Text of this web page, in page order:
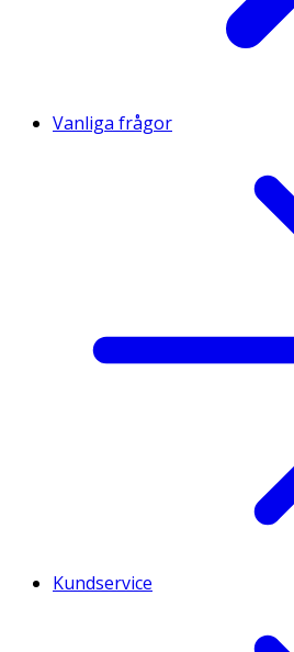
Vanliga frågor
Kundservice